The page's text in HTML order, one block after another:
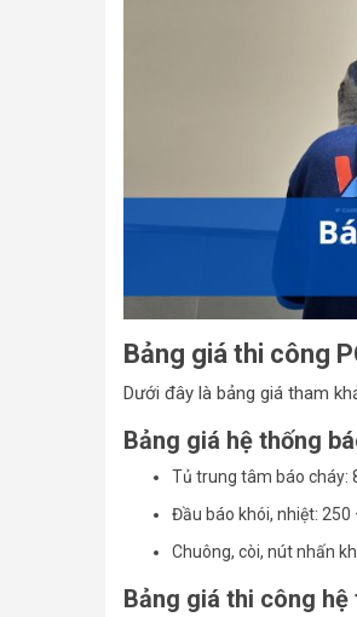
Bảng giá thi công
Dưới đây là bảng giá tham
Bảng giá hệ thống
Tủ trung tâm báo cháy:
Đầu báo khói, nhiệt:
Chuông, còi, nút nhấn
Bảng giá thi công